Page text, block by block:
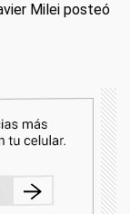
Milei posteó